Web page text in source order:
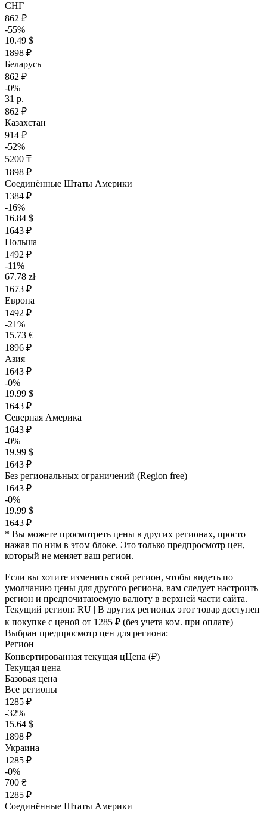
СНГ
862 ₽
-55%
10.49 $
1898 ₽
Беларусь
862 ₽
-0%
31 р.
862 ₽
Казахстан
914 ₽
-52%
5200 ₸
1898 ₽
Соединённые Штаты Америки
1384 ₽
-16%
16.84 $
1643 ₽
Польша
1492 ₽
-11%
67.78 zł
1673 ₽
Европа
1492 ₽
-21%
15.73 €
1896 ₽
Азия
1643 ₽
-0%
19.99 $
1643 ₽
Северная Америка
1643 ₽
-0%
19.99 $
1643 ₽
Без региональных ограничений (Region free)
1643 ₽
-0%
19.99 $
1643 ₽
* Вы можете просмотреть цены в других регионах, просто
нажав по ним в этом блоке. Это только предпросмотр цен,
который не меняет ваш регион.
Если вы хотите изменить свой регион, чтобы видеть по
умолчанию цены для другого региона, вам следует настроить
регион и предпочитаюемую валюту в верхней части сайта.
Текущий регион: RU | В других регионах этот товар доступен
к покупке с ценой от 1285 ₽ (без учета ком. при оплате)
Выбран предпросмотр цен для региона:
Регион
Конвертированная текущая цЦена (₽)
Текущая цена
Базовая цена
Все регионы
1285 ₽
-32%
15.64 $
1898 ₽
Украина
1285 ₽
-0%
700 ₴
1285 ₽
Соединённые Штаты Америки